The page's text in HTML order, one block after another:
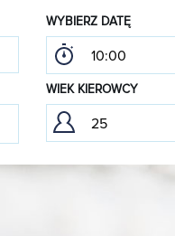
WYBIERZ DATĘ
WIEK KIEROWCY